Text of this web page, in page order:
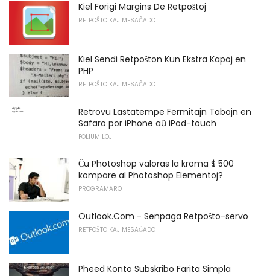
Kiel Forigi Margins De Retpoŝtoj
RETPOŜTO KAJ MESAĜADO
Kiel Sendi Retpoŝton Kun Ekstra Kapoj en
PHP
RETPOŜTO KAJ MESAĜADO
Retrovu Lastatempe Fermitajn Tabojn en
Safaro por iPhone aŭ iPod-touch
FOLIUMILOJ
Ĉu Photoshop valoras la kroma $ 500
kompare al Photoshop Elementoj?
PROGRAMARO
Outlook.Com - Senpaga Retpoŝto-servo
RETPOŜTO KAJ MESAĜADO
Pheed Konto Subskribo Farita Simpla